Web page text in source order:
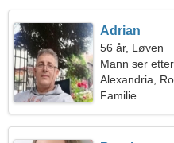
Adrian
56 år, Løven
Mann ser
Alexandria,
Familie